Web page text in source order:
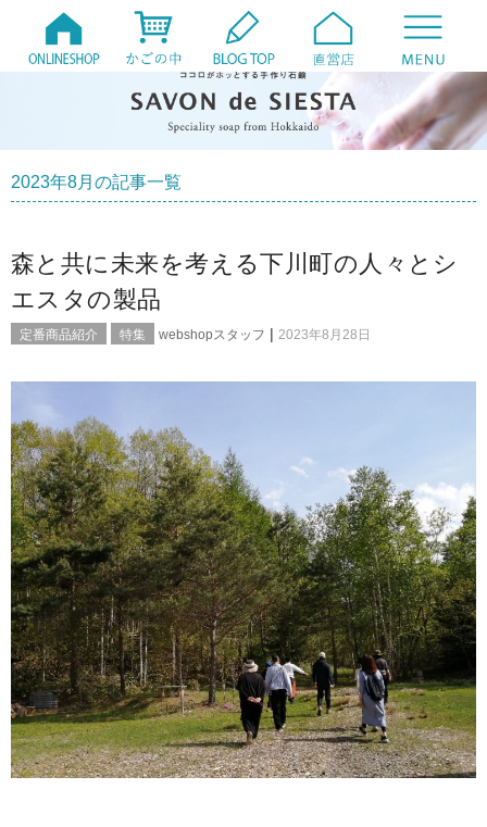
2023年8月の記事一覧
森と共に未来を考える下川町の人々とシ
エスタの製品
定番商品紹介 特集 webshopスタッフ | 2023年8月28日